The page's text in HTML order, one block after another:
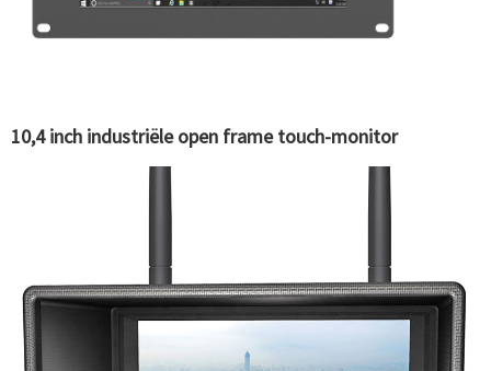
10,4 inch industriële open frame touch-monitor